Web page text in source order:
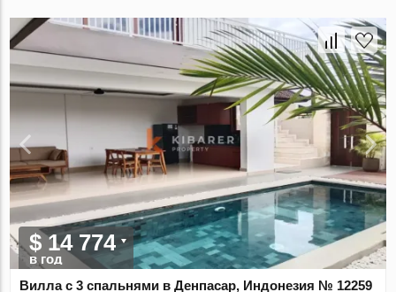
$ 14 774
в год
Вилла с 3 спальнями в Денпасар, Индонезия № 12259